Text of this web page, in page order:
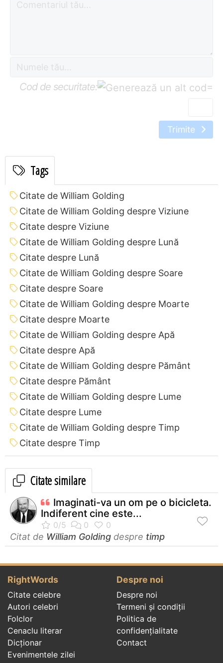
Cod de securitate: =
Trimite
Tags
Citate de William Golding
Citate de William Golding despre Viziune
Citate despre Viziune
Citate de William Golding despre Lună
Citate despre Lună
Citate de William Golding despre Soare
Citate despre Soare
Citate de William Golding despre Moarte
Citate despre Moarte
Citate de William Golding despre Apă
Citate despre Apă
Citate de William Golding despre Pământ
Citate despre Pământ
Citate de William Golding despre Lume
Citate despre Lume
Citate de William Golding despre Timp
Citate despre Timp
Citate similare
Imaginati-va un om pe o bicicleta.
Indiferent cine este...
Citat de William Golding despre timp
RightWords
Citate celebre
Autori celebri
Folclor
Cenaclu literar
Dicționar
Evenimentele zilei
Despre noi
Despre noi
Termeni și condiții
Politica de
confidenţialitate
Contact